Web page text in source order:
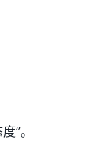
”。